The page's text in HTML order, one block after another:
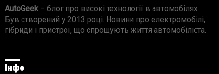
AutoGeek– блог про високі технології в автомобілях.
Був створений у 2013 році. Новини про електромобілі,
гібриди і пристрої, що спрощують життя автомобіліста.
Інфо